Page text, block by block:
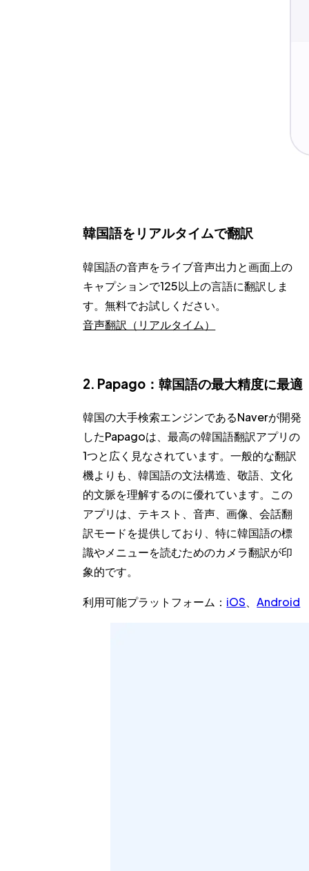
韓国語をリアルタイムで翻訳
韓国語の音声をライブ音声出力と画面上の
キャプションで125以上の言語に翻訳しま
す。無料でお試しください。
音声翻訳（リアルタイム）
2. Papago：韓国語の最大精度に最適
韓国の大手検索エンジンであるNaverが開発
したPapagoは、最高の韓国語翻訳アプリの
1つと広く見なされています。一般的な翻訳
機よりも、韓国語の文法構造、敬語、文化
的文脈を理解するのに優れています。この
アプリは、テキスト、音声、画像、会話翻
訳モードを提供しており、特に韓国語の標
識やメニューを読むためのカメラ翻訳が印
象的です。
利用可能プラットフォーム： iOS、Android